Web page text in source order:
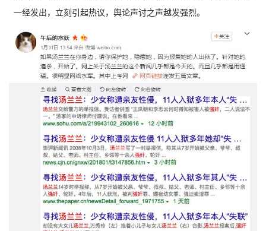
一经发出，立刻引起热议，舆论声讨之声越发强烈。